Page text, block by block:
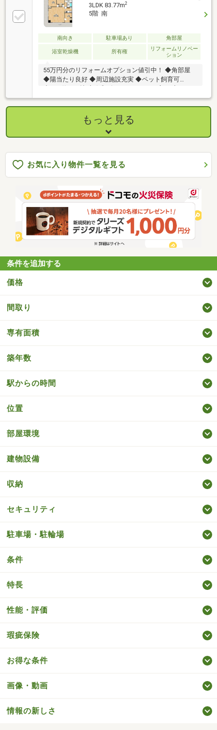
3LDK 83.77m2
5階 南
南向き 駐車場あり 角部屋
浴室乾燥機 所有権
リフォームリノベー
ション
55万円分のリフォームオプション値引中！ ◆角部屋
◆陽当たり良好 ◆周辺施設充実 ◆ペット飼育可
◆LDK約21.8帖 ◆令和8年1月リフォーム完了 ◆イオン
モール木曽川まで車で約5分
もっと見る
お気に入り物件一覧を見る
条件を追加する
価格
間取り
専有面積
築年数
駅からの時間
位置
部屋環境
建物設備
収納
セキュリティ
駐車場・駐輪場
条件
特長
性能・評価
瑕疵保険
お得な条件
画像・動画
情報の新しさ